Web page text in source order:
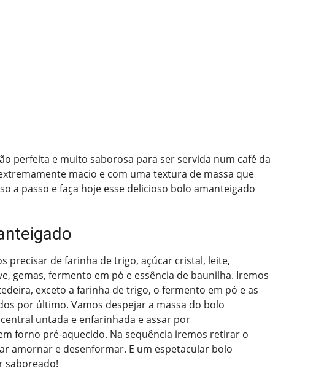
perfeita e muito saborosa para ser servida num café da
macio e com uma textura de massa que
a passo e faça hoje esse delicioso bolo amanteigado
precisar de farinha de trigo, açúcar cristal, leite,
gemas, fermento em pó e essência de baunilha. Iremos
exceto a farinha de trigo, o fermento em pó e as
por último. Vamos despejar a massa do bolo
untada e enfarinhada e assar por
forno pré-aquecido. Na sequência iremos retirar o
amornar e desenformar. E um espetacular bolo
saboreado!